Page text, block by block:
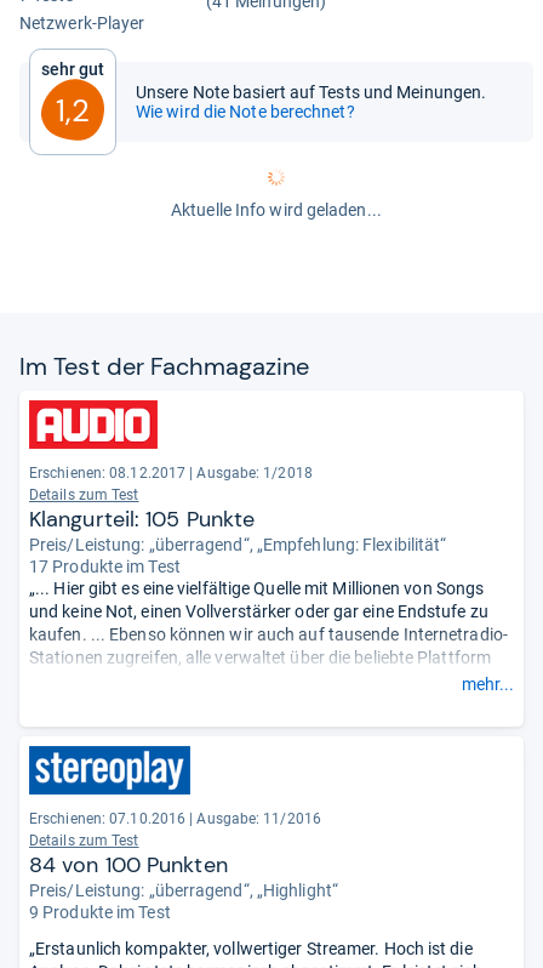
Netz­werk-​Player
Sehr gut
1,2
Unsere Note basiert auf Tests und Meinungen.
Wie wird die Note berechnet?
Aktuelle Info wird geladen...
Im Test der Fach­ma­ga­zine
Erschienen: 08.12.2017
Ausgabe: 1/2018
Details zum Test
Klangurteil: 105 Punkte
Preis/Leistung: „überragend“, „Empfehlung: Flexibilität“
17 Produkte im Test
„... Hier gibt es eine vielfältige Quelle mit Millionen von Songs
und keine Not, einen Vollverstärker oder gar eine Endstufe zu
kaufen. ... Ebenso können wir auch auf tausende Internetradio-
Stationen zugreifen, alle verwaltet über die beliebte Plattform
Tune-In. Auch die passende App hat uns überzeugt. Hier geht
überragend stabil von der Hand. ...“
mehr...
Erschienen: 07.10.2016
Ausgabe: 11/2016
Details zum Test
84 von 100 Punkten
Preis/Leistung: „überragend“, „Highlight“
9 Produkte im Test
„Erstaunlich kompakter, vollwertiger Streamer. Hoch ist die